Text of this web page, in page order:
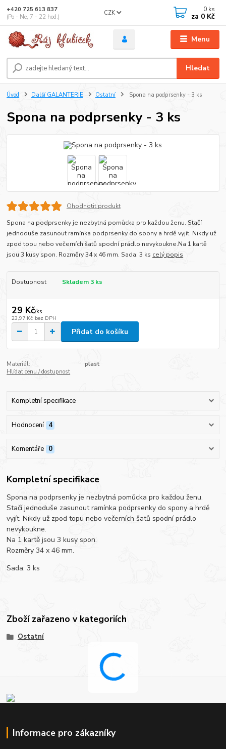
Menu
CZK
Hledat
+420 725 613 837
(Po - Ne, 7 - 22 hod.)
0 ks
za 0 Kč
Úvod Další GALANTERIE Ostatní Spona na podprsenky - 3 ks
Spona na podprsenky - 3 ks
Ohodnotit produkt
Spona na podprsenky je nezbytná pomůcka pro každou ženu. Stačí
jednoduše zasunout ramínka podprsenky do spony a hrdě vyjít. Nikdy už
zpod topu nebo večerních šatů spodní prádlo nevykoukne.Na 1 kartě
jsou 3 kusy spon. Rozměry 34 x 46 mm. Sada: 3 ks celý popis
Dostupnost Skladem 3 ks
29 Kč/ks
23,97 Kč bez DPH
Přidat do košíku
Materiál:
plast
Hlídat cenu / dostupnost
Kompletní specifikace
Hodnocení 4
Komentáře 0
Kompletní specifikace
Spona na podprsenky je nezbytná pomůcka pro každou ženu.
Stačí jednoduše zasunout ramínka podprsenky do spony a hrdě
vyjít. Nikdy už zpod topu nebo večerních šatů spodní prádlo
nevykoukne.
Na 1 kartě jsou 3 kusy spon.
Rozměry 34 x 46 mm.
Sada: 3 ks
Zboží zařazeno v kategoriích
Ostatní
Informace pro zákazníky